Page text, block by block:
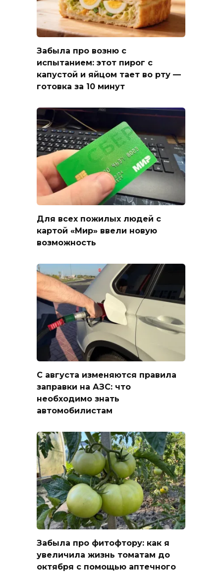
Забыла про возню с
испытанием: этот пирог с
капустой и яйцом тает во рту —
готовка за 10 минут
Для всех пожилых людей с
картой «Мир» ввели новую
возможность
С августа изменяются правила
заправки на АЗС: что
необходимо знать
автомобилистам
Забыла про фитофтору: как я
увеличила жизнь томатам до
октября с помощью аптечного